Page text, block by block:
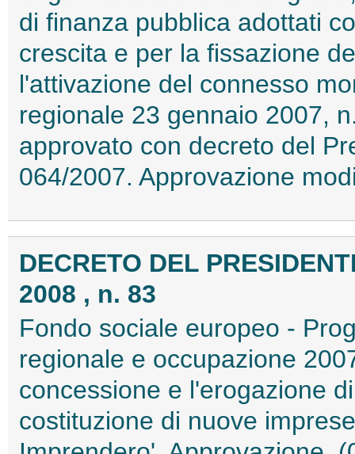
di finanza pubblica adottati
crescita e per la fissazione
l'attivazione del connesso
regionale 23 gennaio 2007,
approvato con decreto del
064/2007. Approvazione
DECRETO DEL
2008 , n. 83
Fondo sociale europeo -
regionale e occupazione
concessione e l'erogazione
costituzione di nuove